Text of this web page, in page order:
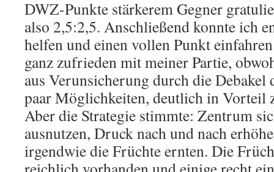
DWZ-Punkte stärkerem Gegner
also 2,5:2,5. Anschließend konnte ich
helfen und einen vollen Punkt
ganz zufrieden mit meiner Partie,
aus Verunsicherung durch die Debakel
paar Möglichkeiten, deutlich in Vorteil
Aber die Strategie stimmte: Zentrum
ausnutzen, Druck nach und nach
irgendwie die Früchte ernten. Die